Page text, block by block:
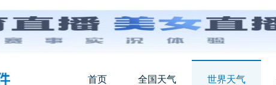
首页 全国天气 世界天气